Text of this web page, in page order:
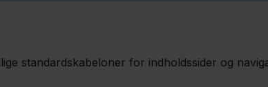
standardskabeloner for indholdssider og